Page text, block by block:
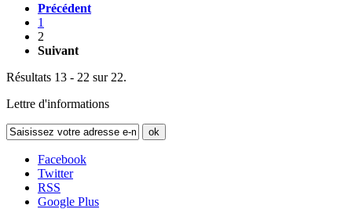
Précédent
1
2
Suivant
Résultats 13 - 22 sur 22.
Lettre d'informations
ok
Facebook
Twitter
RSS
Google Plus